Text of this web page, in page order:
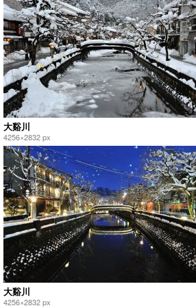
大谿川
4256×2832 px
大谿川
4256×2832 px